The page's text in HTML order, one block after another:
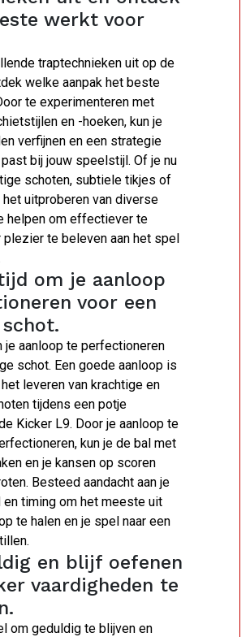
werkt voor
traptechnieken uit op de
welke aanpak het beste
te experimenteren met
en -hoeken, kun je
verfijnen en een strategie
bij jouw speelstijl. Of je nu
schoten, subtiele tikjes of
uitproberen van diverse
helpen om effectiever te
plezier te beleven aan het spel
om je aanloop
voor een
je aanloop te perfectioneren
schot. Een goede aanloop is
leveren van krachtige en
tijdens een potje
Kicker L9. Door je aanloop te
kun je de bal met
en je kansen op scoren
Besteed aandacht aan je
en timing om het meeste uit
te halen en je spel naar een
en blijf oefenen
vaardigheden te
om geduldig te blijven en